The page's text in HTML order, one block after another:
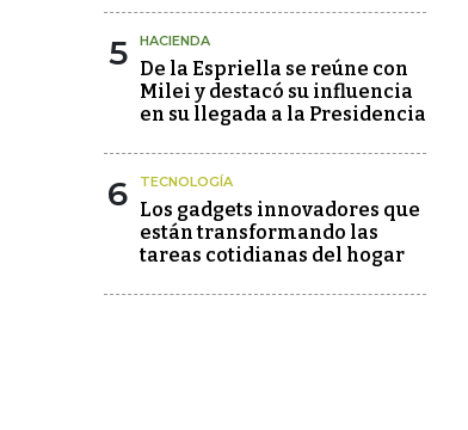
5 HACIENDA
De la Espriella se reúne con
Milei y destacó su influencia
en su llegada a la Presidencia
6 TECNOLOGÍA
Los gadgets innovadores que
están transformando las
tareas cotidianas del hogar